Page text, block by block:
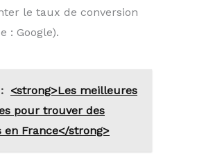
le taux de conversion
: Google).
<strong>Les meilleures
pour trouver des
en France</strong>